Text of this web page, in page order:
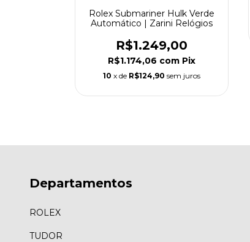
Rolex Submariner Hulk Verde
Automático | Zarini Relógios
R$1.249,00
R$1.174,06 com Pix
10 x de R$124,90 sem juros
Departamentos
ROLEX
TUDOR